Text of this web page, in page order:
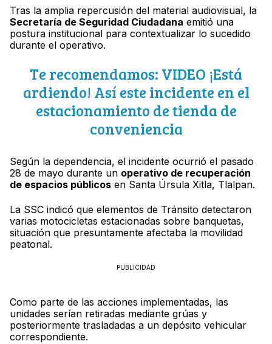
Tras la amplia repercusión del material audiovisual, la
Secretaría de Seguridad Ciudadana emitió una
postura institucional para contextualizar lo sucedido
durante el operativo.
Te recomendamos: VIDEO ¡Está
ardiendo! Así este incidente en el
estacionamiento de tienda de
conveniencia
Según la dependencia, el incidente ocurrió el pasado
28 de mayo durante un operativo de recuperación
de espacios públicos en Santa Úrsula Xitla, Tlalpan.
La SSC indicó que elementos de Tránsito detectaron
varias motocicletas estacionadas sobre banquetas,
situación que presuntamente afectaba la movilidad
peatonal.
PUBLICIDAD
Como parte de las acciones implementadas, las
unidades serían retiradas mediante grúas y
posteriormente trasladadas a un depósito vehicular
correspondiente.